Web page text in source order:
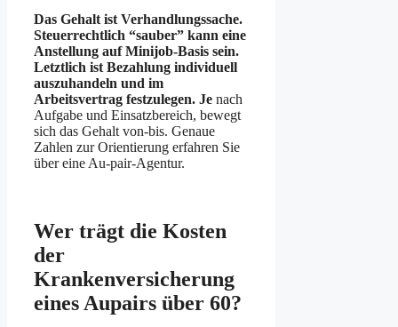
Das Gehalt ist Verhandlungssache.
Steuerrechtlich “sauber” kann eine
Anstellung auf Minijob-Basis sein.
Letztlich ist Bezahlung individuell
auszuhandeln und im
Arbeitsvertrag festzulegen. Je nach
Aufgabe und Einsatzbereich, bewegt
sich das Gehalt von-bis. Genaue
Zahlen zur Orientierung erfahren Sie
über eine Au-pair-Agentur.
Wer trägt die Kosten
der
Krankenversicherung
eines Aupairs über 60?